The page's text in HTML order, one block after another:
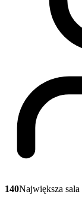
140Największa sala